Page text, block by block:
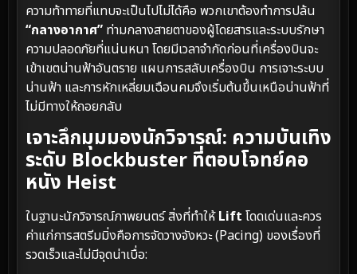
ความท้าทายที่แทบจะเป็นไปไม่ได้คือ พวกเขาต้องทำการปล้น
“กลางอากาศ” ท่ามกลางสายตาของผู้โดยสารและระบบรักษา
ความปลอดภัยที่แน่นหนา โดยมีเวลาจำกัดก่อนที่เครื่องบินจะ
เข้าเขตน่านฟ้าอันตราย แผนการสลับเครื่องบิน การเจาะระบบ
น่านฟ้า และการหักเหลี่ยมเฉือนคมจึงเริ่มต้นขึ้นเหนือน่านฟ้าที่
ไม่มีทางให้ถอยกลับ
เจาะลึกมุมมองนักวิจารณ์: ความบันเทิง
ระดับ Blockbuster ที่ตอบโจทย์คอ
หนัง Heist
ในฐานะนักวิจารณ์ภาพยนตร์ สิ่งที่ทำให้Lift โดดเด่นและควร
ค่าแก่การสตรีมมิ่งคือการจัดวางจังหวะ (Pacing) ของเรื่องที่
รวดเร็วและไม่มีจุดน่าเบื่อ: